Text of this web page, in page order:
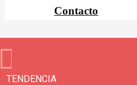
Contacto
TENDENCIA